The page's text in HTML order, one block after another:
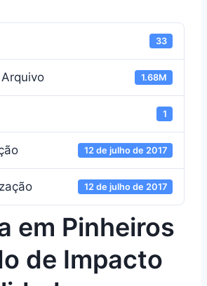
33
1.68M
1
12 de julho de 2017
12 de julho de 2017
em Pinheiros
de Impacto